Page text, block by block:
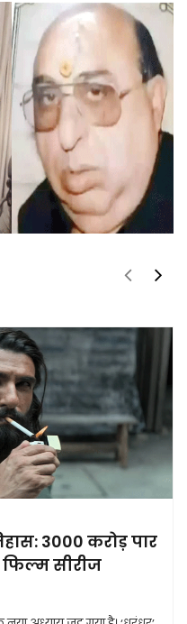
3000 करोड़ पार
सीरीज